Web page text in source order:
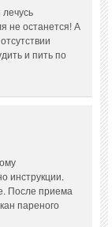
не останется! А
и пить по
инструкции.
После приема
пареного